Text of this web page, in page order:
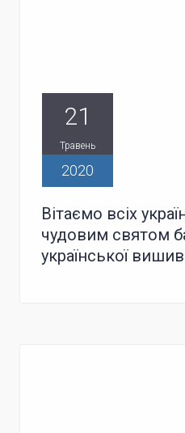
21
Травень
2020
Вітаємо всіх
чудовим святом
української